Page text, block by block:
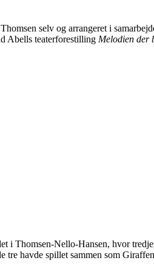
selv og arrangeret i
Abells teaterforestilling Melodien der
i Thomsen-Nello-Hansen, hvor
tre havde spillet sammen som